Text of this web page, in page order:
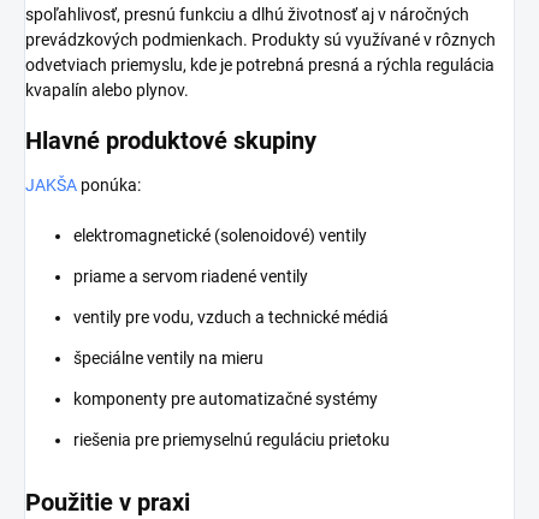
spoľahlivosť, presnú funkciu a dlhú životnosť aj v náročných
prevádzkových podmienkach. Produkty sú využívané v rôznych
odvetviach priemyslu, kde je potrebná presná a rýchla regulácia
kvapalín alebo plynov.
Hlavné produktové skupiny
JAKŠA ponúka:
elektromagnetické (solenoidové) ventily
priame a servom riadené ventily
ventily pre vodu, vzduch a technické médiá
špeciálne ventily na mieru
komponenty pre automatizačné systémy
riešenia pre priemyselnú reguláciu prietoku
Použitie v praxi